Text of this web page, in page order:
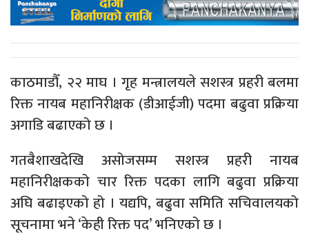
काठमाडौँ, २२ माघ । गृह मन्त्रालयले सशस्त्र प्रहरी बलमा
रिक्त नायब महानिरीक्षक (डीआईजी) पदमा बढुवा प्रक्रिया
अगाडि बढाएको छ ।
गतबैशाखदेखि असोजसम्म सशस्त्र प्रहरी नायब
महानिरीक्षकको चार रिक्त पदका लागि बढुवा प्रक्रिया
अघि बढाइएको हो । यद्यपि, बढुवा समिति सचिवालयको
सूचनामा भने ‘केही रिक्त पद’ भनिएको छ ।